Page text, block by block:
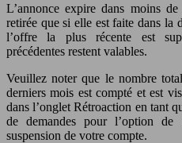
L’annonce expire dans moins
retirée que si elle est faite dans la
l’offre la plus récente est
précédentes restent valables.
Veuillez noter que le nombre
derniers mois est compté et est
dans l’onglet Rétroaction en tant
de demandes pour l’option
suspension de votre compte.